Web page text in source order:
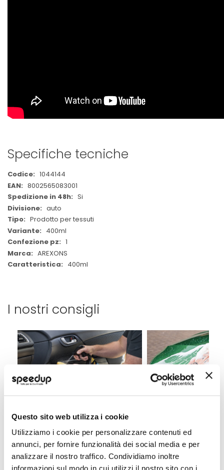
Questo sito web utilizza i cookie
Utilizziamo i cookie per personalizzare contenuti ed
annunci, per fornire funzionalità dei social media e per
analizzare il nostro traffico. Condividiamo inoltre
Specifiche tecniche
Maggiori
Informazioni
1044144
8002565083001
Si
auto
Prodotto per tessuti
400ml
1
AREXONS
400ml
I nostri consigli
Consigli utili per la pulizia
interna dell'auto
Scopri i consigli utili per pulire al
meglio gli interni della tua auto e
averla sempre come nuova.
Sono finite le vacanze
nostra auto non è mai
sporca di carte,
polvere. Con questa